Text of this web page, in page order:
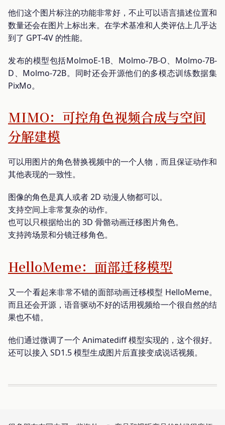
他们这个图片标注的功能非常好，不止可以语言描述位置和
数量还会在图片上标出来。在学术基准和人类评估上几乎达
到了 GPT-4V 的性能。
发布的模型包括MolmoE-1B、Molmo-7B-O、Molmo-7B-
D、Molmo-72B。同时还会开源他们的多模态训练数据集
PixMo。
MIMO：可控角色视频合成与空间
分解建模
可以用图片的角色替换视频中的一个人物，而且保证动作和
其他表现的一致性。
图像的角色是真人或者 2D 动漫人物都可以。
支持空间上非常复杂的动作。
也可以只根据给出的 3D 骨骼动画迁移图片角色。
支持跨场景和分镜迁移角色。
HelloMeme：面部迁移模型
又一个看起来非常不错的面部动画迁移模型 HelloMeme。
而且还会开源，语音驱动不好的话用视频给一个很自然的结
果也不错。
他们通过微调了一个 Animatediff 模型实现的，这个很好。
还可以接入 SD1.5 模型生成图片后直接变成说话视频。